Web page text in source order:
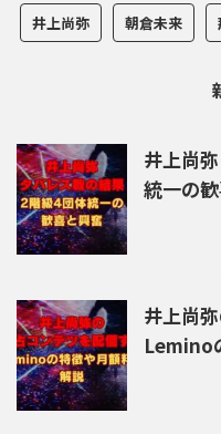
井上尚弥 朝倉未来
井上尚
統一の
井上尚
Lemino